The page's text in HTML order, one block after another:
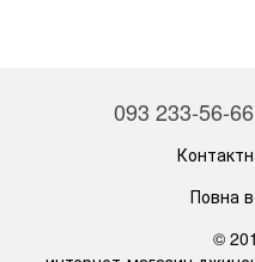
093 233-56-66
Повна
©